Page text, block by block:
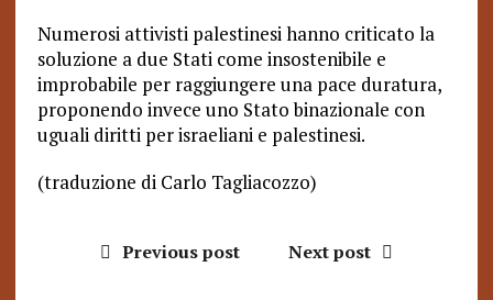
Numerosi attivisti palestinesi hanno criticato la
soluzione a due Stati come insostenibile e
improbabile per raggiungere una pace duratura,
proponendo invece uno Stato binazionale con
uguali diritti per israeliani e palestinesi.
(traduzione di Carlo Tagliacozzo)
Previous post Next post